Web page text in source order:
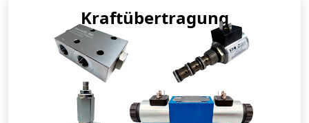
Kraftübertragung